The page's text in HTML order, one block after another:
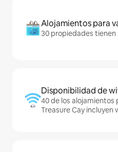
Alojamientos para
30 propiedades tienen
Disponibilidad de
40 de los alojamientos
Treasure Cay incluyen